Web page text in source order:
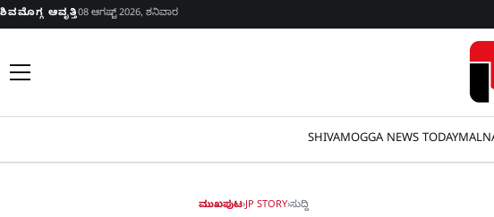
Skip to content
ಶಿವಮೊಗ್ಗ ಆವೃತ್ತಿ08 ಆಗಷ್ಟ್ 2026, ಶನಿವಾರ
SHIVAMOGGA NEWS TODAY
ಮುಖಪುಟ›JP STORY›ಸುದ್ದಿ